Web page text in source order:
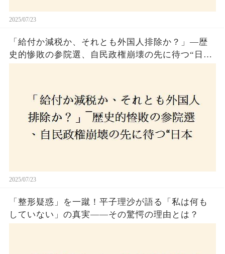
2025/07/23
「給付か減税か、それとも外国人排除か？」―歴
史的惨敗の参院選、自民政権崩壊の先に待つ“日本
2025/07/23
「整形疑惑」を一蹴！平子理沙が語る「私は何も
していない」の真実——その驚愕の理由とは？